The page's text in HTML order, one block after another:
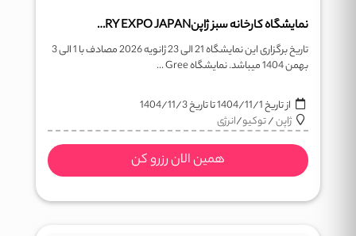
نمایشگاه کارخانه سبز ژاپنGREEN FACTORY EXPO JAPAN
تاریخ برگزاری این نمایشگاه 21 الی 23 ژانویه 2026 مصادف با 1 الی 3
بهمن 1404 میباشد. نمایشگاه Gree ...
از تاریخ1404/11/1تا تاریخ1404/11/3
ژاپن/توکیو/انرژی
همین الان رزرو کن